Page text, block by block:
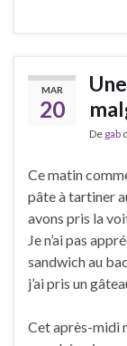
MAR
20
De gab
Ce matin
pâte à tartiner
avons pris la
Je n’ai pas
sandwich au
j’ai pris un
Cet après-midi